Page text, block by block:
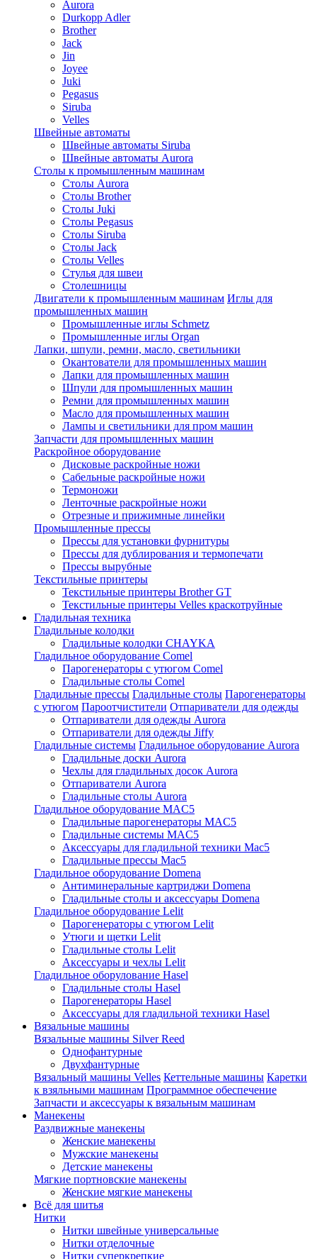
Aurora
Durkopp Adler
Brother
Jack
Jin
Joyee
Juki
Pegasus
Siruba
Velles
Швейные автоматы
Швейные автоматы Siruba
Швейные автоматы Aurora
Столы к промышленным машинам
Столы Aurora
Столы Brother
Столы Juki
Столы Pegasus
Столы Siruba
Столы Jack
Столы Velles
Стулья для швеи
Столешницы
Двигатели к промышленным машинам Иглы для
промышленных машин
Промышленные иглы Schmetz
Промышленные иглы Organ
Лапки, шпули, ремни, масло, светильники
Окантователи для промышленных машин
Лапки для промышленных машин
Шпули для промышленных машин
Ремни для промышленных машин
Масло для промышленных машин
Лампы и светильники для пром машин
Запчасти для промышленных машин
Раскройное оборудование
Дисковые раскройные ножи
Сабельные раскройные ножи
Термоножи
Ленточные раскройные ножи
Отрезные и прижимные линейки
Промышленные прессы
Прессы для установки фурнитуры
Прессы для дублирования и термопечати
Прессы вырубные
Текстильные принтеры
Текстильные принтеры Brother GT
Текстильные принтеры Velles краскотруйные
Гладильная техника
Гладильные колодки
Гладильные колодки CHAYKA
Гладильное оборудование Comel
Парогенераторы с утюгом Comel
Гладильные столы Comel
Гладильные прессы Гладильные столы Парогенераторы
с утюгом Пароотчистители Отпариватели для одежды
Отпариватели для одежды Aurora
Отпариватели для одежды Jiffy
Гладильные системы Гладильное оборудование Aurora
Гладильные доски Aurora
Чехлы для гладильных досок Aurora
Отпариватели Aurora
Гладильные столы Aurora
Гладильное оборудование MAC5
Гладильные парогенераторы MAC5
Гладильные системы MAC5
Аксессуары для гладильной техники Mac5
Гладильные прессы Mac5
Гладильное оборудование Domena
Антиминеральные картриджи Domena
Гладильные столы и аксессуары Domena
Гладильное оборудование Lelit
Парогенераторы с утюгом Lelit
Утюги и щетки Lelit
Гладильные столы Lelit
Аксессуары и чехлы Lelit
Гладильное оборулование Hasel
Гладильные столы Hasel
Парогенераторы Hasel
Аксессуары для гладильной техники Hasel
Вязальные машины
Вязальные машины Silver Reed
Однофантурные
Двухфантурные
Вязальный машины Velles Кеттельные машины Каретки
к взяльными машинам Программное обеспечение
Запчасти и аксессуары к вязальным машинам
Манекены
Раздвижные манекены
Женские манекены
Мужские манекены
Детские манекены
Мягкие портновские манекены
Женские мягкие манекены
Всё для шитья
Нитки
Нитки швейные универсальные
Нитки отделочные
Нитки суперкрепкие